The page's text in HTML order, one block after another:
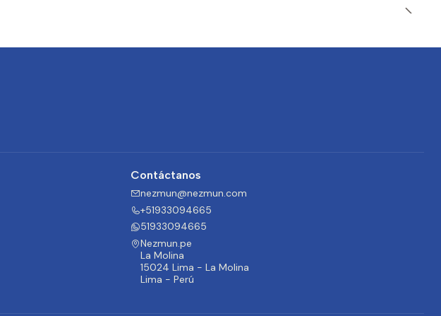
Contáctanos
nezmun@nezmun.com
+51933094665
51933094665
Nezmun.pe
La Molina
15024 Lima - La Molina
Lima - Perú